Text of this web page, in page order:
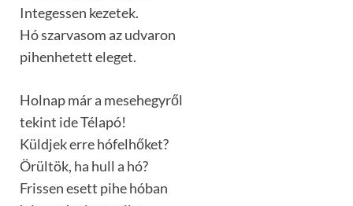
Integessen kezetek.
Hó szarvasom az udvaron
pihenhetett eleget.
Holnap már a mesehegyről
tekint ide Télapó!
Küldjek erre hófelhőket?
Örültök, ha hull a hó?
Frissen esett pihe hóban